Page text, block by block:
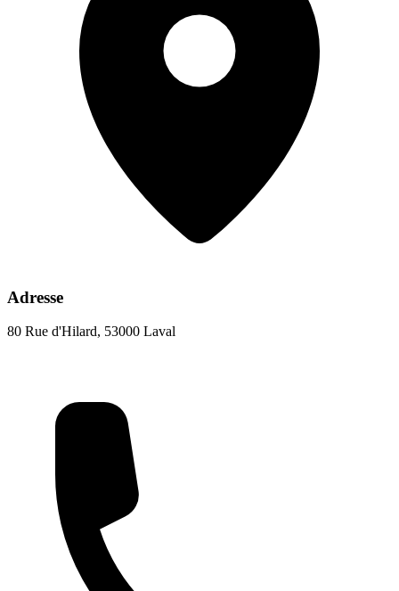
Adresse
80 Rue d'Hilard, 53000 Laval